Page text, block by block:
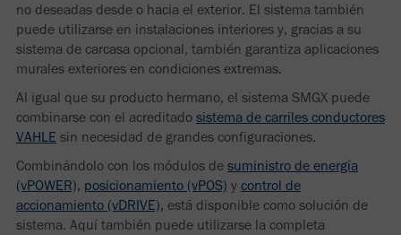
no deseadas desde o hacia el exterior. El sistema también
puede utilizarse en instalaciones interiores y, gracias a su
sistema de carcasa opcional, también garantiza aplicaciones
murales exteriores en condiciones extremas.
Al igual que su producto hermano, el sistema SMGX puede
combinarse con el acreditado sistema de carriles conductores
VAHLE sin necesidad de grandes configuraciones.
Combinándolo con los módulos de suministro de energía
(vPOWER), posicionamiento (vPOS) y control de
accionamiento (vDRIVE), está disponible como solución de
sistema. Aquí también puede utilizarse la completa